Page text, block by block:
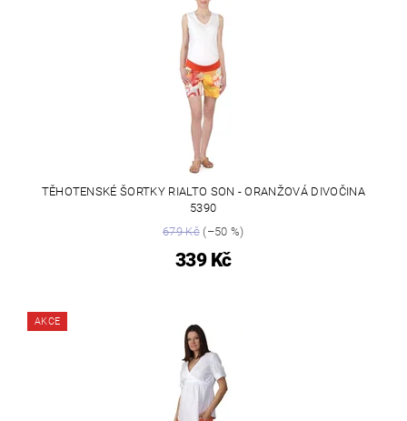
TĚHOTENSKÉ ŠORTKY RIALTO SON - ORANŽOVÁ DIVOČINA
5390
679 Kč(–50 %)
339 Kč
AKCE